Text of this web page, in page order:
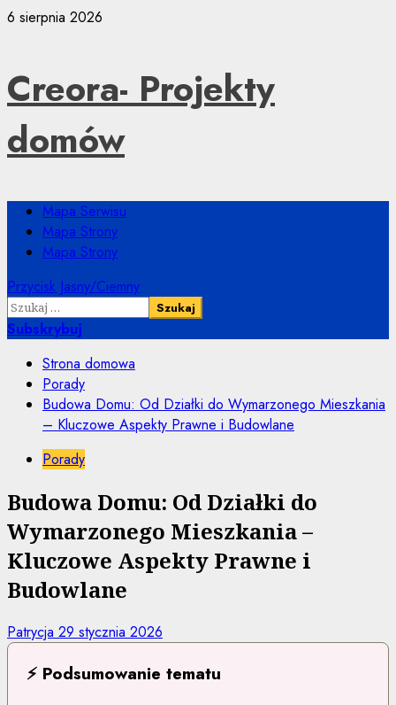
Przejdź
6 sierpnia 2026
Creora- Projekty
domów
Menu
główne
Mapa Serwisu
Mapa Strony
Mapa Strony
Przycisk Jasny/Ciemny
Szukaj:
Subskrybuj
Strona domowa
Porady
Budowa Domu: Od Działki do Wymarzonego Mieszkania
– Kluczowe Aspekty Prawne i Budowlane
Porady
Budowa Domu: Od Działki do
Wymarzonego Mieszkania –
Kluczowe Aspekty Prawne i
Budowlane
Patrycja 29 stycznia 2026
⚡ Podsumowanie tematu